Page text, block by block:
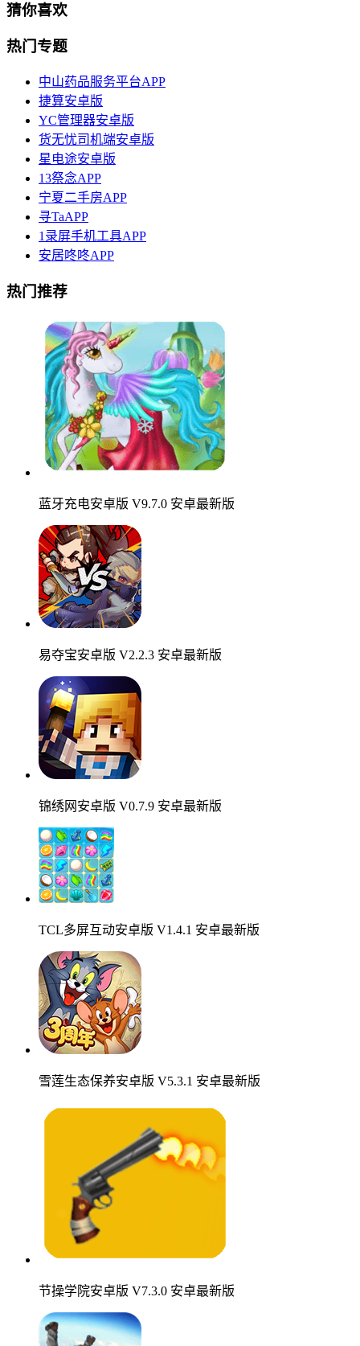
猜你喜欢
热门专题
中山药品服务平台APP
捷算安卓版
YC管理器安卓版
货无忧司机端安卓版
星电途安卓版
13祭念APP
宁夏二手房APP
寻TaAPP
1录屏手机工具APP
安居咚咚APP
热门推荐
蓝牙充电安卓版 V9.7.0 安卓最新版
易夺宝安卓版 V2.2.3 安卓最新版
锦绣网安卓版 V0.7.9 安卓最新版
TCL多屏互动安卓版 V1.4.1 安卓最新版
雪莲生态保养安卓版 V5.3.1 安卓最新版
节操学院安卓版 V7.3.0 安卓最新版